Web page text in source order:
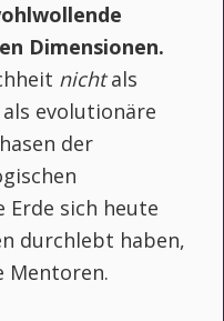
Dimensionen.
nichtals
als evolutionäre
der
Erde sich heute
durchlebt haben,
Mentoren.